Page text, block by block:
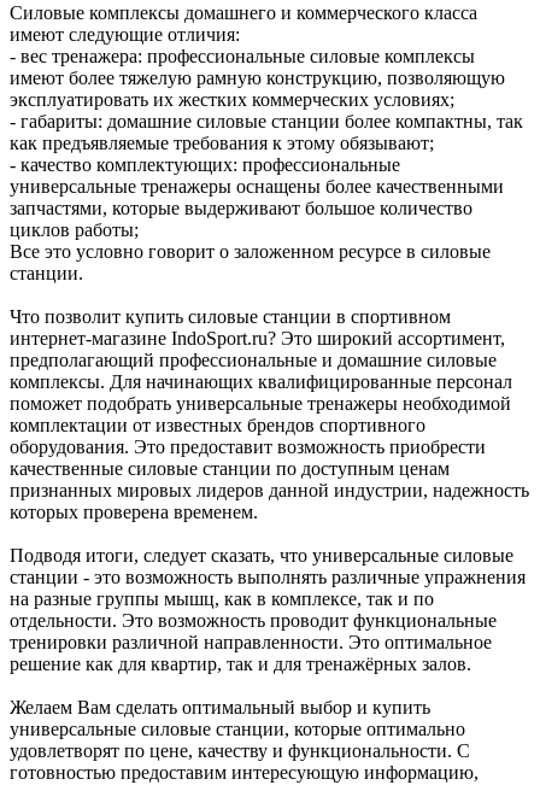
Силовые комплексы домашнего и коммерческого класса
имеют следующие отличия:
- вес тренажера: профессиональные силовые комплексы
имеют более тяжелую рамную конструкцию, позволяющую
эксплуатировать их жестких коммерческих условиях;
- габариты: домашние силовые станции более компактны, так
как предъявляемые требования к этому обязывают;
- качество комплектующих: профессиональные
универсальные тренажеры оснащены более качественными
запчастями, которые выдерживают большое количество
циклов работы;
Все это условно говорит о заложенном ресурсе в силовые
станции.
Что позволит купить силовые станции в спортивном
интернет-магазине IndoSport.ru? Это широкий ассортимент,
предполагающий профессиональные и домашние силовые
комплексы. Для начинающих квалифицированные персонал
поможет подобрать универсальные тренажеры необходимой
комплектации от известных брендов спортивного
оборудования. Это предоставит возможность приобрести
качественные силовые станции по доступным ценам
признанных мировых лидеров данной индустрии, надежность
которых проверена временем.
Подводя итоги, следует сказать, что универсальные силовые
станции - это возможность выполнять различные упражнения
на разные группы мышц, как в комплексе, так и по
отдельности. Это возможность проводит функциональные
тренировки различной направленности. Это оптимальное
решение как для квартир, так и для тренажёрных залов.
Желаем Вам сделать оптимальный выбор и купить
универсальные силовые станции, которые оптимально
удовлетворят по цене, качеству и функциональности. С
готовностью предоставим интересующую информацию,